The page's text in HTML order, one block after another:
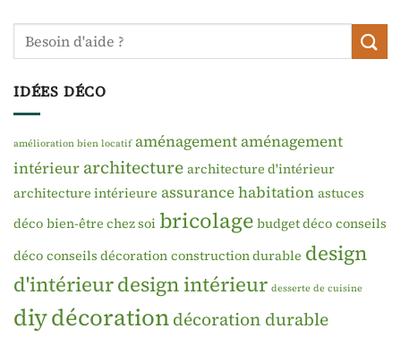
IDÉES DÉCO
amélioration bien locatif aménagementaménagement
intérieur architecture architecture d'intérieur
architecture intérieure assurance habitation astuces
déco bien-être chez soi bricolage budget déco conseils
déco conseils décoration construction durable design
d'intérieurdesign intérieur desserte de cuisine
diydécorationdécoration durable